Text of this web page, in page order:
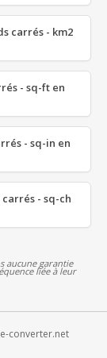
carrés - km2
- sq-ft en
- sq-in en
- sq-ch
aucune garantie
liée à leur
converter.net